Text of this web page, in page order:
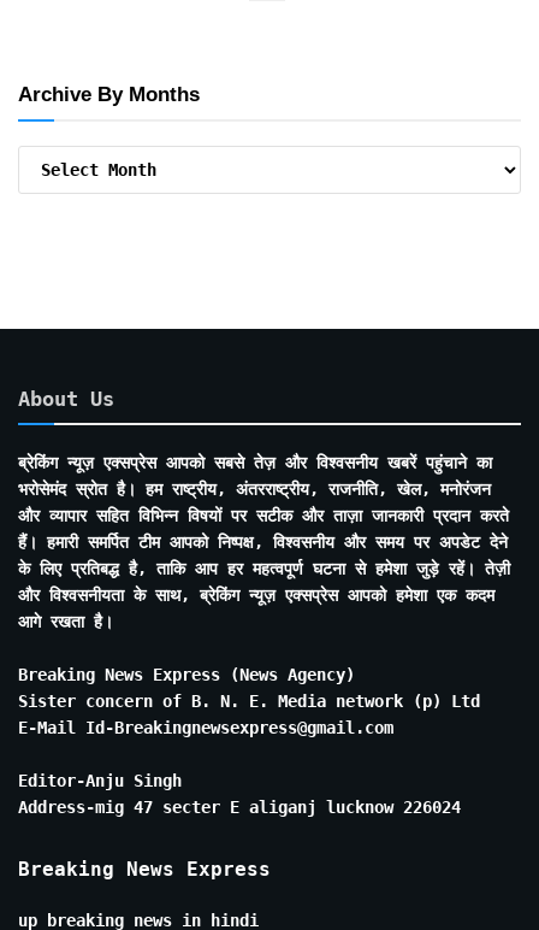
Archive By Months
About Us
ब्रेकिंग न्यूज़ एक्सप्रेस आपको सबसे तेज़ और विश्वसनीय खबरें पहुंचाने का
भरोसेमंद स्रोत है। हम राष्ट्रीय, अंतरराष्ट्रीय, राजनीति, खेल, मनोरंजन
और व्यापार सहित विभिन्न विषयों पर सटीक और ताज़ा जानकारी प्रदान करते
हैं। हमारी समर्पित टीम आपको निष्पक्ष, विश्वसनीय और समय पर अपडेट देने
के लिए प्रतिबद्ध है, ताकि आप हर महत्वपूर्ण घटना से हमेशा जुड़े रहें। तेज़ी
और विश्वसनीयता के साथ, ब्रेकिंग न्यूज़ एक्सप्रेस आपको हमेशा एक कदम
आगे रखता है।
Breaking News Express (News Agency)
Sister concern of B. N. E. Media network (p) Ltd
E-Mail Id-Breakingnewsexpress@gmail.com
Editor-Anju Singh
Address-mig 47 secter E aliganj lucknow 226024
Breaking News Express
up breaking news in hindi